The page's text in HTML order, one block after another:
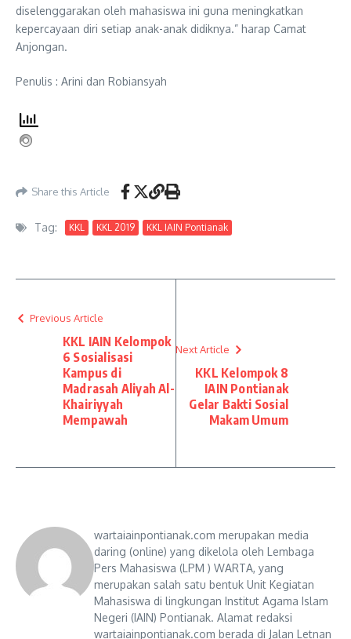
diselenggarakan oleh mahasiswa ini guna meningkatkan
kepercayaan diri setiap anak-anak didiknya.” harap Camat
Anjongan.
Penulis : Arini dan Robiansyah
Share this Article
Tag: KKL KKL 2019 KKL IAIN Pontianak
Previous Article
KKL IAIN Kelompok
6 Sosialisasi
Kampus di
Madrasah Aliyah Al-
Khairiyyah
Mempawah
Next Article
KKL Kelompok 8
IAIN Pontianak
Gelar Bakti Sosial
Makam Umum
wartaiainpontianak.com merupakan media
daring (online) yang dikelola oleh Lembaga
Pers Mahasiswa (LPM ) WARTA, yang
merupakan salah satu bentuk Unit Kegiatan
Mahasiswa di lingkungan Institut Agama Islam
Negeri (IAIN) Pontianak. Alamat redaksi
wartaiainpontianak.com berada di Jalan Letnan